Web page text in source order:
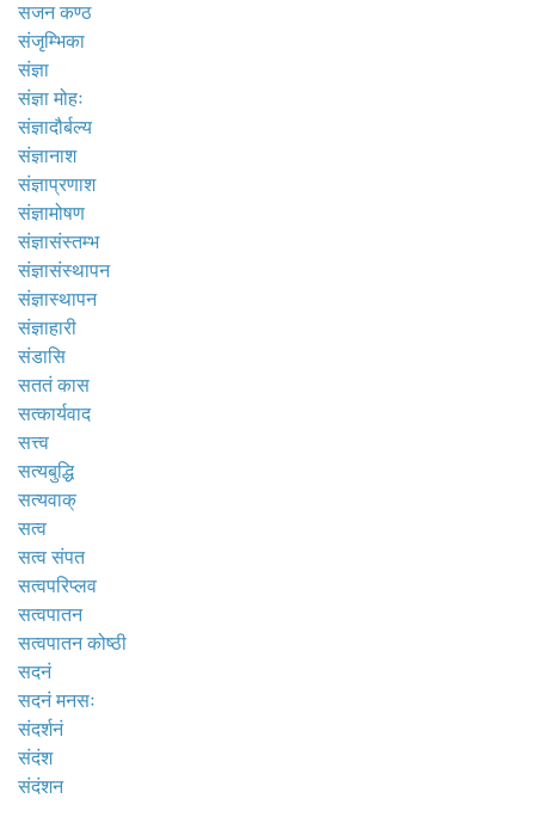
सजन कण्ठ
संजृम्भिका
संज्ञा
संज्ञा मोहः
संज्ञादौर्बल्य
संज्ञानाश
संज्ञाप्रणाश
संज्ञामोषण
संज्ञासंस्तम्भ
संज्ञासंस्थापन
संज्ञास्थापन
संज्ञाहारी
संडासि
सततं कास
सत्कार्यवाद
सत्त्व
सत्यबुद्धि
सत्यवाक्
सत्व
सत्व संपत
सत्वपरिप्लव
सत्वपातन
सत्वपातन कोष्ठी
सदनं
सदनं मनसः
संदर्शनं
संदंश
संदंशन